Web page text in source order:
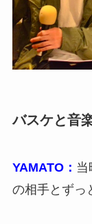
バスケと音
YAMATO： 当
の相手とずっ